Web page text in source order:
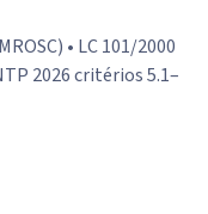
• LC 101/2000
2026 critérios 5.1–